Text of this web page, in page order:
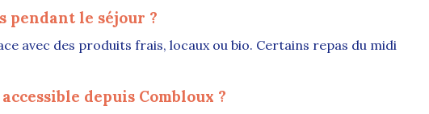
pendant le séjour ?
avec des produits frais, locaux ou bio. Certains repas du midi
depuis Combloux ?